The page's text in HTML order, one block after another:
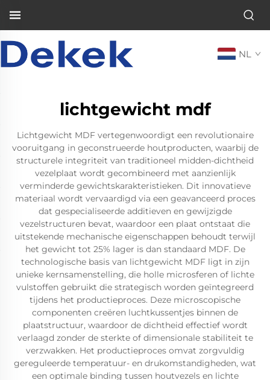
NL
lichtgewicht mdf
Lichtgewicht MDF vertegenwoordigt een revolutionaire
vooruitgang in geconstrueerde houtproducten, waarbij de
structurele integriteit van traditioneel midden-dichtheid
vezelplaat wordt gecombineerd met aanzienlijk
verminderde gewichtskarakteristieken. Dit innovatieve
materiaal wordt vervaardigd via een geavanceerd proces
dat gespecialiseerde additieven en gewijzigde
vezelstructuren bevat, waardoor een plaat ontstaat die
uitstekende mechanische eigenschappen behoudt terwijl
het gewicht tot 25% lager is dan standaard MDF. De
technologische basis van lichtgewicht MDF ligt in zijn
unieke kernsamenstelling, die holle microsferen of lichte
vulstoffen gebruikt die strategisch worden geïntegreerd
tijdens het productieproces. Deze microscopische
componenten creëren luchtkussentjes binnen de
plaatstructuur, waardoor de dichtheid effectief wordt
verlaagd zonder de sterkte of dimensionale stabiliteit te
verzwakken. Het productieproces omvat zorgvuldig
gereguleerde temperatuur- en drukomstandigheden, wat
een optimale binding tussen houtvezels en lichte